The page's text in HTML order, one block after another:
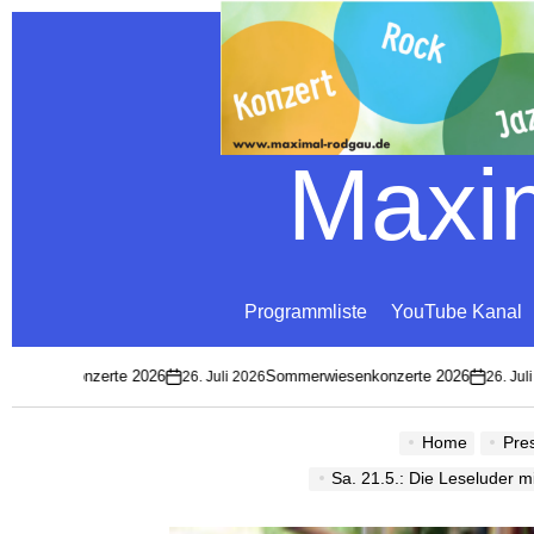
Programmliste YouTube Kanal
2026on
26. Juli 2026Sommerwiesenkonzerte 2026on
26. Juli
Home
Sa. 21.5.: Die Leseluder